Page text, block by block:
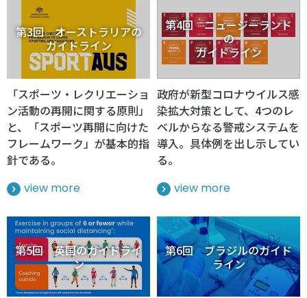
第3回 オーストラリアの
ガイドライン
「スポーツ・レクリエーショ
ン活動の再開に関する原則」
と、「スポーツ再開に向けた
フレームワーク」が基本的指
針である。
view more
第4回 ニュージーランド
の
ガイドライン
政府が新型コロナウイルス感
染拡大対策として、4つのレ
ベルからなる警戒システムを
導入。具体例を出し示してい
る。
view more
第5回 英国のガイドライ
ン
第6回 ブラジルのガイド
ライン